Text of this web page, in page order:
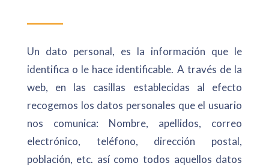
Un dato personal, es la información que le
identifica o le hace identificable. A través de la
web, en las casillas establecidas al efecto
recogemos los datos personales que el usuario
nos comunica: Nombre, apellidos, correo
electrónico, teléfono, dirección postal,
población, etc. así como todos aquellos datos